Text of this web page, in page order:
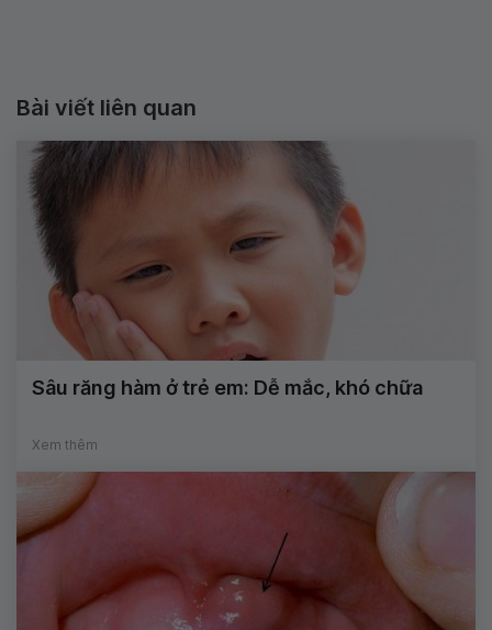
Bài viết liên quan
Sâu răng hàm ở trẻ em: Dễ mắc, khó chữa
Xem thêm